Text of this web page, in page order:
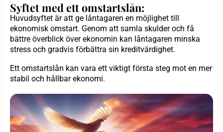
Syftet med ett omstartslån:
Huvudsyftet är att ge låntagaren en möjlighet till
ekonomisk omstart. Genom att samla skulder och få
bättre överblick över ekonomin kan låntagaren minska
stress och gradvis förbättra sin kreditvärdighet.
Ett omstartslån kan vara ett viktigt första steg mot en mer
stabil och hållbar ekonomi.